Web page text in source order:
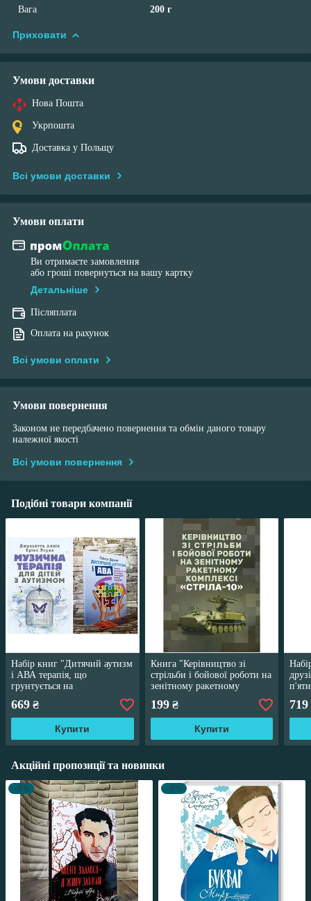
Вага
200 г
Приховати
Умови доставки
Нова Пошта
Укрпошта
Доставка у Польщу
Всі умови доставки
Умови оплати
Ви отримаєте замовлення
або гроші повернуться на вашу картку
Детальніше
Післяплата
Оплата на рахунок
Всі умови оплати
Умови повернення
Законом не передбачено повернення та обмін даного товару
належної якості
Всі умови повернення
Подібні товари компанії
Набір книг "Дитячий аутизм
і АВА терапія, що
грунтується на
методах","Музична терапія
для дітей з аутизмом"
669 ₴
Купити
Книга "Керівництво зі
стрільби і бойової роботи на
зенітному ракетному
199₴
Купити
719
Акційні пропозиції та новинки
–9% –9%